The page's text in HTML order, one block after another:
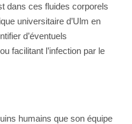
dans ces fluides corporels
universitaire d’Ulm en
d’éventuels
facilitant l’infection par le
humains que son équipe